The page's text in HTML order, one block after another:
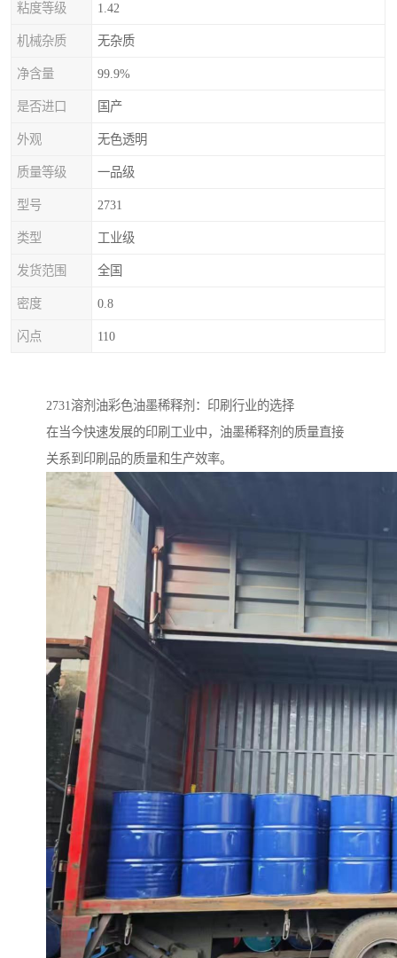
粘度等级 1.42
机械杂质 无杂质
净含量 99.9%
是否进口 国产
外观 无色透明
质量等级 一品级
型号 2731
类型 工业级
发货范围 全国
密度 0.8
闪点 110
2731溶剂油彩色油墨稀释剂：印刷行业的选择
在当今快速发展的印刷工业中，油墨稀释剂的质量直接
关系到印刷品的质量和生产效率。